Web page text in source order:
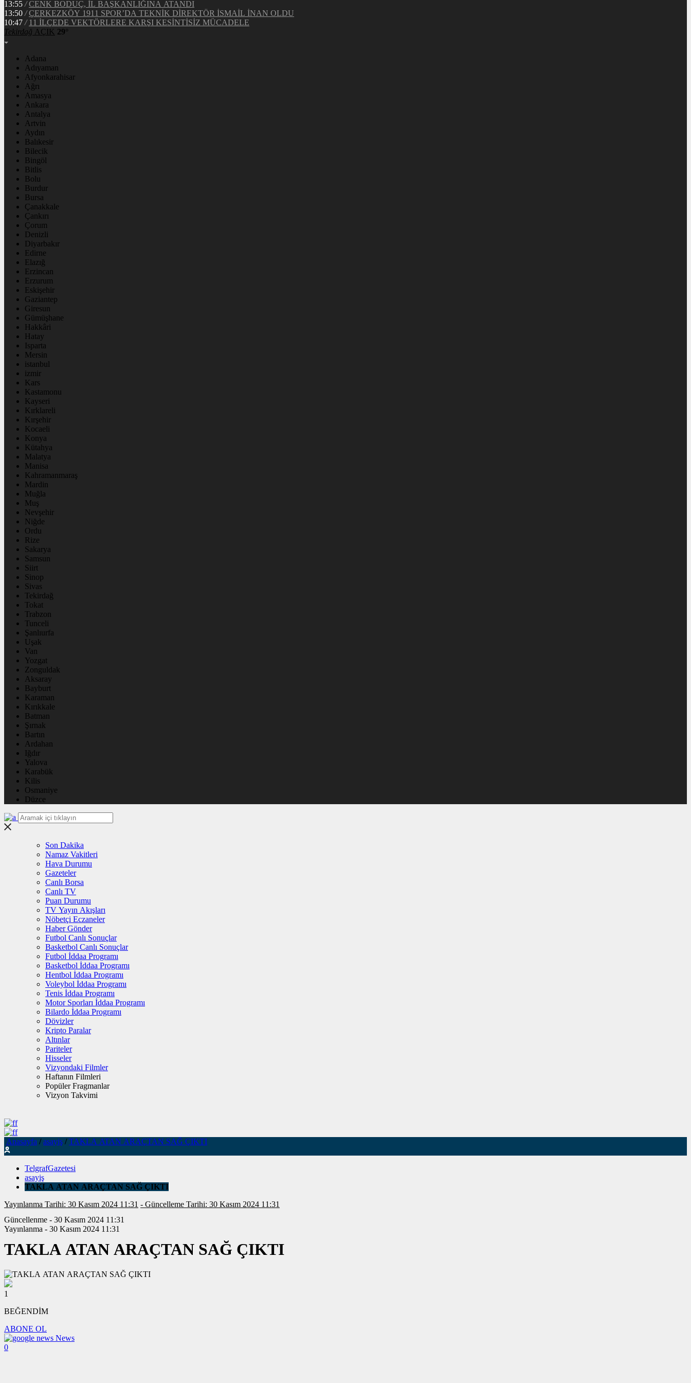
13:55 / CENK BODUÇ, İL BAŞKANLIĞINA ATANDI
13:50 / ÇERKEZKÖY 1911 SPOR’DA TEKNİK DİREKTÖR İSMAİL İNAN OLDU
10:47 / 11 İLÇEDE VEKTÖRLERE KARŞI KESİNTİSİZ MÜCADELE
Tekirdağ AÇIK 29°
Adana
Adıyaman
Afyonkarahisar
Ağrı
Amasya
Ankara
Antalya
Artvin
Aydın
Balıkesir
Bilecik
Bingöl
Bitlis
Bolu
Burdur
Bursa
Çanakkale
Çankırı
Çorum
Denizli
Diyarbakır
Edirne
Elazığ
Erzincan
Erzurum
Eskişehir
Gaziantep
Giresun
Gümüşhane
Hakkâri
Hatay
Isparta
Mersin
istanbul
izmir
Kars
Kastamonu
Kayseri
Kırklareli
Kırşehir
Kocaeli
Konya
Kütahya
Malatya
Manisa
Kahramanmaraş
Mardin
Muğla
Muş
Nevşehir
Niğde
Ordu
Rize
Sakarya
Samsun
Siirt
Sinop
Sivas
Tekirdağ
Tokat
Trabzon
Tunceli
Şanlıurfa
Uşak
Van
Yozgat
Zonguldak
Aksaray
Bayburt
Karaman
Kırıkkale
Batman
Şırnak
Bartın
Ardahan
Iğdır
Yalova
Karabük
Kilis
Osmaniye
Düzce
Son Dakika
Namaz Vakitleri
Hava Durumu
Gazeteler
Canlı Borsa
Canlı TV
Puan Durumu
TV Yayın Akışları
Nöbetçi Eczaneler
Haber Gönder
Futbol Canlı Sonuçlar
Basketbol Canlı Sonuçlar
Futbol İddaa Programı
Basketbol İddaa Programı
Hentbol İddaa Programı
Voleybol İddaa Programı
Tenis İddaa Programı
Motor Sporları İddaa Programı
Bilardo İddaa Programı
Dövizler
Kripto Paralar
Altınlar
Pariteler
Hisseler
Vizyondaki Filmler
Haftanın Filmleri
Popüler Fragmanlar
Vizyon Takvimi
Anasayfa / asayiş / TAKLA ATAN ARAÇTAN SAĞ ÇIKTI
TelgrafGazetesi
asayiş
TAKLA ATAN ARAÇTAN SAĞ ÇIKTI
Yayınlanma Tarihi: 30 Kasım 2024 11:31
- Güncelleme Tarihi: 30 Kasım 2024 11:31
Güncellenme - 30 Kasım 2024 11:31
Yayınlanma - 30 Kasım 2024 11:31
TAKLA ATAN ARAÇTAN SAĞ ÇIKTI
1
BEĞENDİM
ABONE OL
News
0